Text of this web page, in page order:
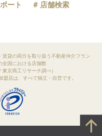
ート
店舗検索
貸の両方を取り扱う不動産仲介フラン
全国における店舗数
東京商工リサーチ調べ）
盟店は、すべて独立・自営です。